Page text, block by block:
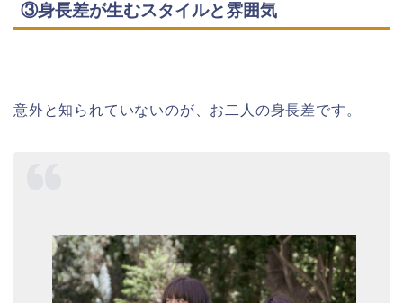
③身長差が生むスタイルと雰囲気
意外と知られていないのが、お二人の身長差です。